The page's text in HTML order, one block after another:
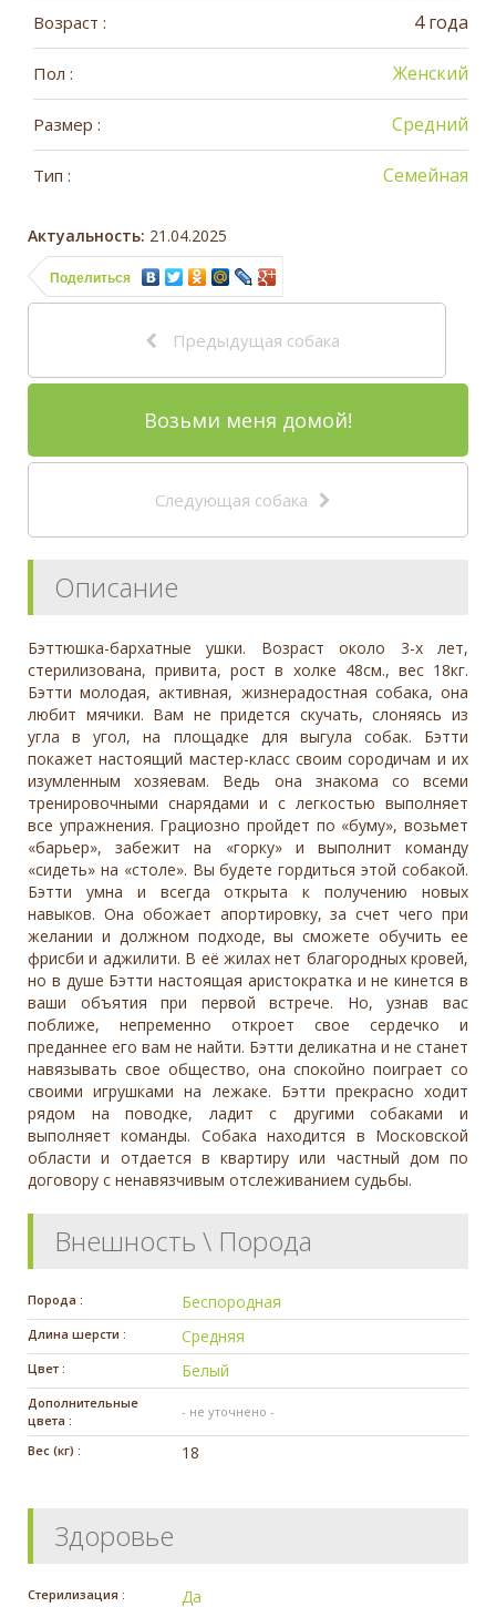
Возраст : 4 года
Пол : Женский
Размер : Средний
Тип : Семейная
Актуальность: 21.04.2025
Поделиться
Предыдущая собака
Возьми меня домой!
Следующая собака
Описание
Бэттюшка-бархатные ушки. Возраст около 3-х лет,
стерилизована, привита, рост в холке 48см., вес 18кг.
Бэтти молодая, активная, жизнерадостная собака, она
любит мячики. Вам не придется скучать, слоняясь из
угла в угол, на площадке для выгула собак. Бэтти
покажет настоящий мастер-класс своим сородичам и их
изумленным хозяевам. Ведь она знакома со всеми
тренировочными снарядами и с легкостью выполняет
все упражнения. Грациозно пройдет по «буму», возьмет
«барьер», забежит на «горку» и выполнит команду
«сидеть» на «столе». Вы будете гордиться этой собакой.
Бэтти умна и всегда открыта к получению новых
навыков. Она обожает апортировку, за счет чего при
желании и должном подходе, вы сможете обучить ее
фрисби и аджилити. В её жилах нет благородных кровей,
но в душе Бэтти настоящая аристократка и не кинется в
ваши объятия при первой встрече. Но, узнав вас
поближе, непременно откроет свое сердечко и
преданнее его вам не найти. Бэтти деликатна и не станет
навязывать свое общество, она спокойно поиграет со
своими игрушками на лежаке. Бэтти прекрасно ходит
рядом на поводке, ладит с другими собаками и
выполняет команды. Собака находится в Московской
области и отдается в квартиру или частный дом по
договору с ненавязчивым отслеживанием судьбы.
Внешность \ Порода
Порода : Беспородная
Длина шерсти : Средняя
Цвет : Белый
Дополнительные
цвета :
- не уточнено -
Вес (кг) : 18
Здоровье
Стерилизация : Да